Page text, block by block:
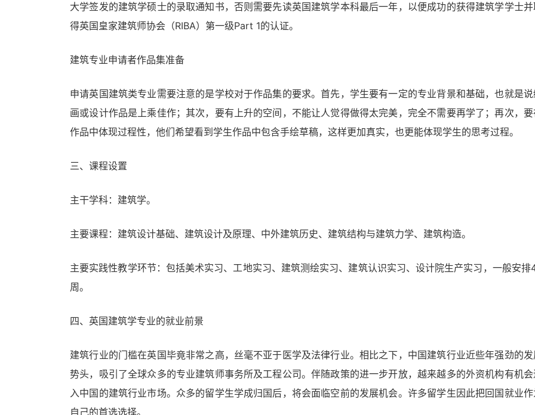
大学签发的建筑学硕士的录取通知书，否则需要先读英国建筑学本科最后一年，以便成功的获得建筑学学士并
得英国皇家建筑师协会（RIBA）第一级Part 1的认证。
建筑专业申请者作品集准备
申请英国建筑类专业需要注意的是学校对于作品集的要求。首先，学生要有一定的专业背景和基础，也就是说
画或设计作品是上乘佳作；其次，要有上升的空间，不能让人觉得做得太完美，完全不需要再学了；再次，要
作品中体现过程性，他们希望看到学生作品中包含手绘草稿，这样更加真实，也更能体现学生的思考过程。
三、课程设置
主干学科：建筑学。
主要课程：建筑设计基础、建筑设计及原理、中外建筑历史、建筑结构与建筑力学、建筑构造。
主要实践性教学环节：包括美术实习、工地实习、建筑测绘实习、建筑认识实习、设计院生产实习，一般安排
周。
四、英国建筑学专业的就业前景
建筑行业的门槛在英国毕竟非常之高，丝毫不亚于医学及法律行业。相比之下，中国建筑行业近些年强劲的
势头，吸引了全球众多的专业建筑师事务所及工程公司。伴随政策的进一步开放，越来越多的外资机构有机
入中国的建筑行业市场。众多的留学生学成归国后，将会面临空前的发展机会。许多留学生因此把回国就业作
自己的首选选择。